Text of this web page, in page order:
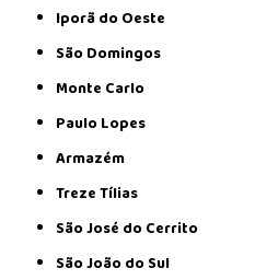
Iporã do Oeste
São Domingos
Monte Carlo
Paulo Lopes
Armazém
Treze Tílias
São José do Cerrito
São João do Sul